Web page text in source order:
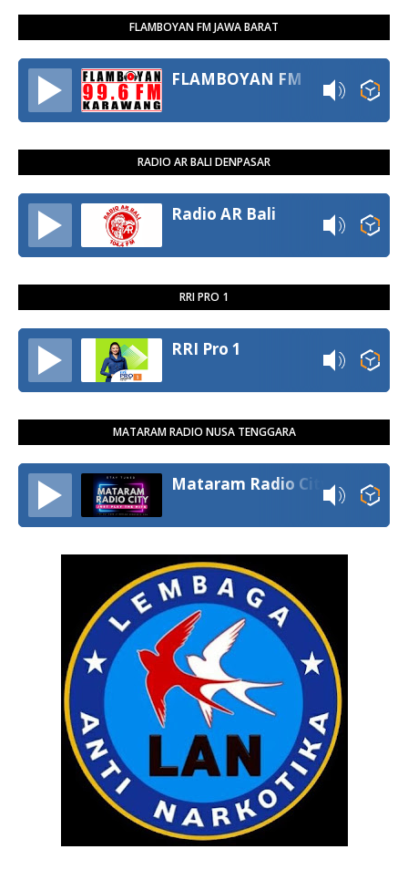
FLAMBOYAN FM JAWA BARAT
FLAMBOYAN FM
RADIO AR BALI DENPASAR
Radio AR Bali
RRI PRO 1
RRI Pro 1
MATARAM RADIO NUSA TENGGARA
Mataram Radio City